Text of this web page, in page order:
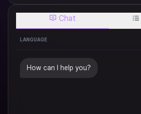
Chat
LANGUAGE
How can I help you?